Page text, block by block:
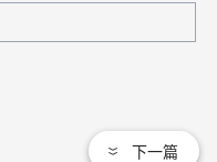
下一篇